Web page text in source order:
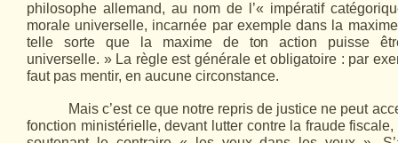
philosophe allemand, au nom de l’« impératif
morale universelle, incarnée par exemple dans la
telle sorte que la maxime de ton action puisse
universelle. » La règle est générale et obligatoire : par
faut pas mentir, en aucune circonstance.
Mais c’est ce que notre repris de justice ne peut
fonction ministérielle, devant lutter contre la fraude fiscale,